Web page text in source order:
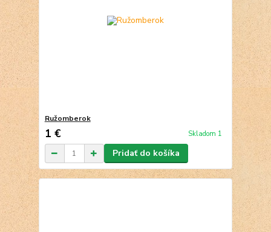
Ružomberok
1 € Skladom 1
Pridať do košíka